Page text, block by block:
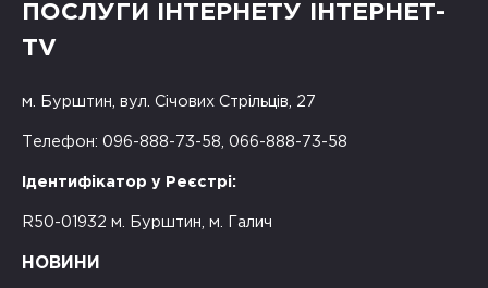
ПОСЛУГИ ІНТЕРНЕТУ ІНТЕРНЕТ-
TV
м. Бурштин, вул. Січових Стрільців, 27
Телефон: 096-888-73-58, 066-888-73-58
Ідентифікатор у Реєстрі:
R50-01932 м. Бурштин, м. Галич
НОВИНИ